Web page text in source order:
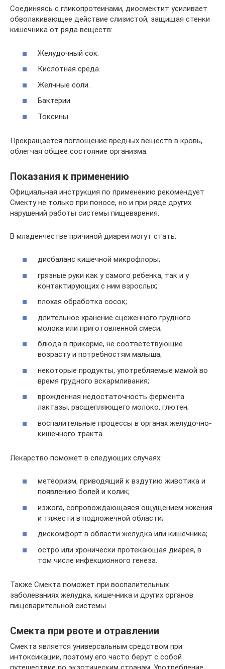
Соединяясь с гликопротеинами, диосмектит усиливает
обволакивающее действие слизистой, защищая стенки
кишечника от ряда веществ:
Желудочный сок.
Кислотная среда.
Желчные соли.
Бактерии.
Токсины.
Прекращается поглощение вредных веществ в кровь,
облегчая общее состояние организма.
Показания к применению
Официальная инструкция по применению рекомендует
Смекту не только при поносе, но и при ряде других
нарушений работы системы пищеварения.
В младенчестве причиной диареи могут стать:
дисбаланс кишечной микрофлоры;
грязные руки как у самого ребенка, так и у
контактирующих с ним взрослых;
плохая обработка сосок;
длительное хранение сцеженного грудного
молока или приготовленной смеси;
блюда в прикорме, не соответствующие
возрасту и потребностям малыша;
некоторые продукты, употребляемые мамой во
время грудного вскармливания;
врожденная недостаточность фермента
лактазы, расщепляющего молоко, глютен;
воспалительные процессы в органах желудочно-
кишечного тракта.
Лекарство поможет в следующих случаях:
метеоризм, приводящий к вздутию животика и
появлению болей и колик;
изжога, сопровождающаяся ощущением жжения
и тяжести в подложечной области;
дискомфорт в области желудка или кишечника;
остро или хронически протекающая диарея, в
том числе инфекционного генеза.
Также Смекта поможет при воспалительных
заболеваниях желудка, кишечника и других органов
пищеварительной системы.
Смекта при рвоте и отравлении
Смекта является универсальным средством при
интоксикации, поэтому его часто берут с собой